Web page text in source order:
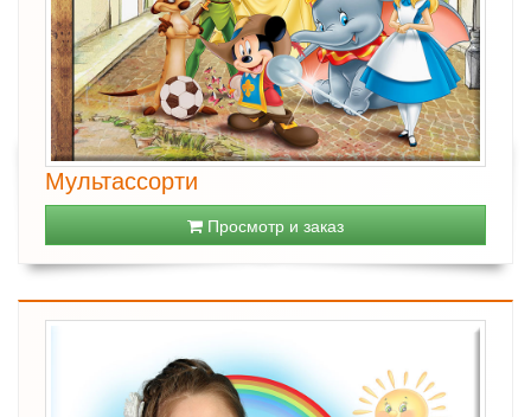
Мультассорти
Просмотр и заказ